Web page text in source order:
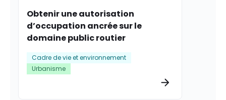
Obtenir une autorisation
d’occupation ancrée sur le
domaine public routier
Cadre de vie et environnement
Urbanisme